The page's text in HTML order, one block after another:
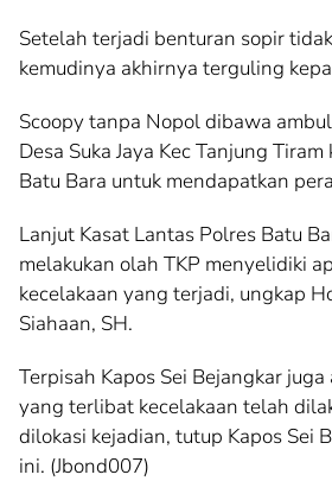
Setelah terjadi benturan sopir
kemudinya akhirnya terguling
Scoopy tanpa Nopol dibawa
Desa Suka Jaya Kec Tanjung
Batu Bara untuk mendapatkan
Lanjut Kasat Lantas Polres Batu
melakukan olah TKP menyelidiki
kecelakaan yang terjadi, ungkap
Siahaan, SH.
Terpisah Kapos Sei Bejangkar
yang terlibat kecelakaan telah
dilokasi kejadian, tutup Kapos Sei
ini. (Jbond007)